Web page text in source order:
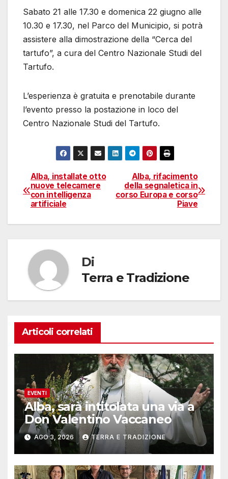
Sabato 21 alle 17.30 e domenica 22 giugno alle
10.30 e 17.30, nel Parco del Municipio, si potrà
assistere alla dimostrazione della “Cerca del
tartufo”, a cura del Centro Nazionale Studi del
Tartufo.
L’esperienza è gratuita e prenotabile durante
l’evento presso la postazione in loco del
Centro Nazionale Studi del Tartufo.
Navigazione
articoli
Alba, rifacimento
della segnaletica in
corso Europa e corso
Piave
Alba, installate otto
nuove telecamere
con intelligenza
artificiale
Di
Terra e Tradizione
Articoli correlati
EVENTI
Alba, sarà intitolata una via a
Don Valentino Vaccaneo
AGO 3, 2026 TERRA E TRADIZIONE